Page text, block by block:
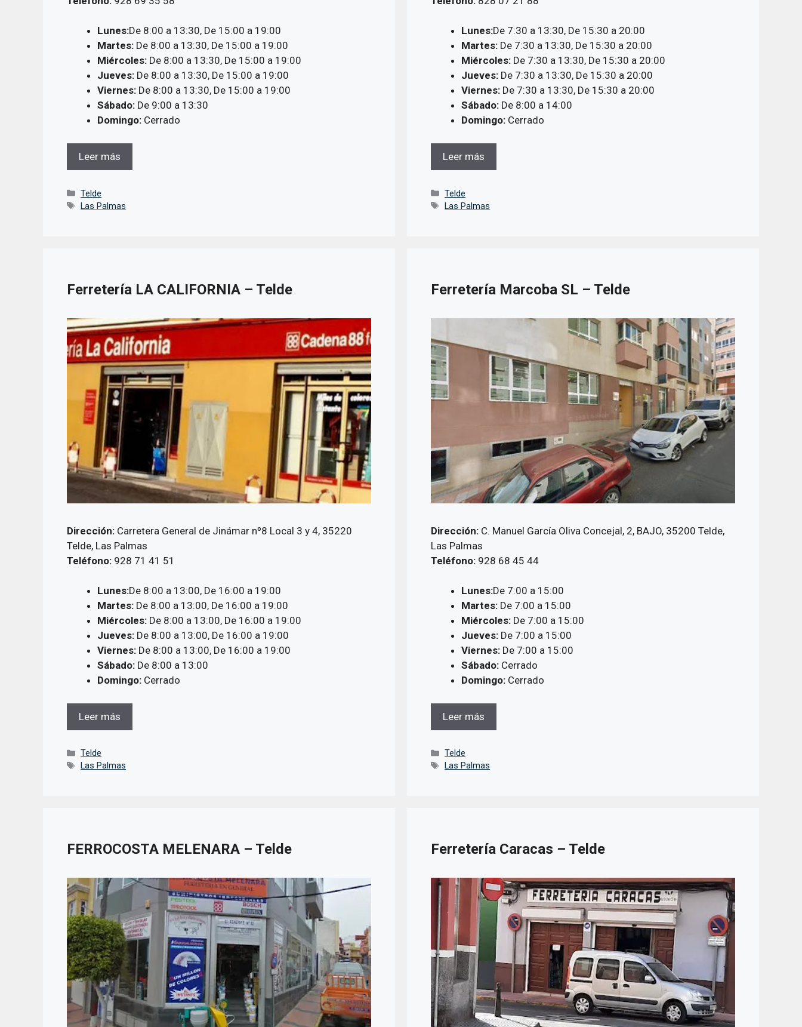
Lunes:De 7:30 a 13:30, De 15:30 a 20:00
Martes: De 7:30 a 13:30, De 15:30 a 20:00
Miércoles: De 7:30 a 13:30, De 15:30 a 20:00
Jueves: De 7:30 a 13:30, De 15:30 a 20:00
Viernes: De 7:30 a 13:30, De 15:30 a 20:00
Sábado: De 8:00 a 14:00
Domingo: Cerrado
Leer más
Categorías
Telde
Etiquetas
Las Palmas
Lunes:De 8:00 a 13:30, De 15:00 a 19:00
Martes: De 8:00 a 13:30, De 15:00 a 19:00
Miércoles: De 8:00 a 13:30, De 15:00 a 19:00
Jueves: De 8:00 a 13:30, De 15:00 a 19:00
Viernes: De 8:00 a 13:30, De 15:00 a 19:00
Sábado: De 9:00 a 13:30
Domingo: Cerrado
Leer más
Categorías
Telde
Etiquetas
Las Palmas
Ferretería LA CALIFORNIA – Telde
Dirección: Carretera General de Jinámar nº8 Local 3 y 4, 35220
Telde, Las Palmas
Teléfono: 928 71 41 51
Lunes:De 8:00 a 13:00, De 16:00 a 19:00
Martes: De 8:00 a 13:00, De 16:00 a 19:00
Miércoles: De 8:00 a 13:00, De 16:00 a 19:00
Jueves: De 8:00 a 13:00, De 16:00 a 19:00
Viernes: De 8:00 a 13:00, De 16:00 a 19:00
Sábado: De 8:00 a 13:00
Domingo: Cerrado
Leer más
Categorías
Telde
Etiquetas
Las Palmas
Ferretería Marcoba SL – Telde
Dirección: C. Manuel García Oliva Concejal, 2, BAJO, 35200 Telde,
Las Palmas
Teléfono: 928 68 45 44
Lunes:De 7:00 a 15:00
Martes: De 7:00 a 15:00
Miércoles: De 7:00 a 15:00
Jueves: De 7:00 a 15:00
Viernes: De 7:00 a 15:00
Sábado: Cerrado
Domingo: Cerrado
Leer más
Categorías
Telde
Etiquetas
Las Palmas
FERROCOSTA MELENARA – Telde Ferretería Caracas – Telde